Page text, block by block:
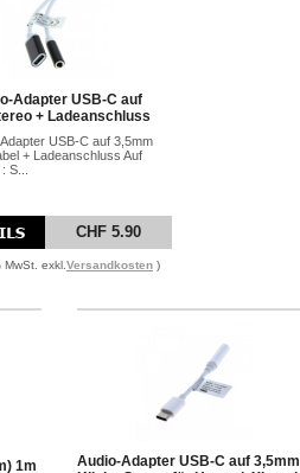
Adapter USB-C auf
+ Ladeanschluss
USB-C auf 3,5mm
+ Ladeanschluss Auf
S...
CHF 5.90
exkl. Versandkosten )
1m
Audio-Adapter USB-C auf 3,5mm